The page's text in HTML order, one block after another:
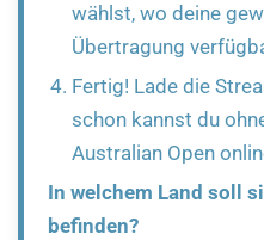
wählst, wo deine
Übertragung
Fertig! Lade die
schon kannst du
Australian Open
In welchem Land soll
befinden?